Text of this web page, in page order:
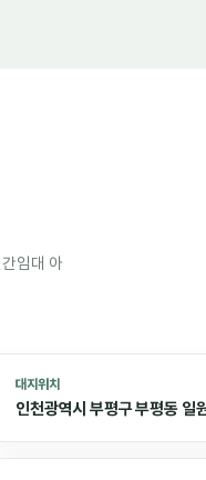
임대 아
대지위치
인천광역시 부평구 부평동 일